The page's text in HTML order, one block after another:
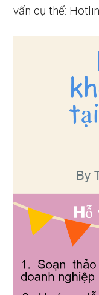
vấn cụ thể: